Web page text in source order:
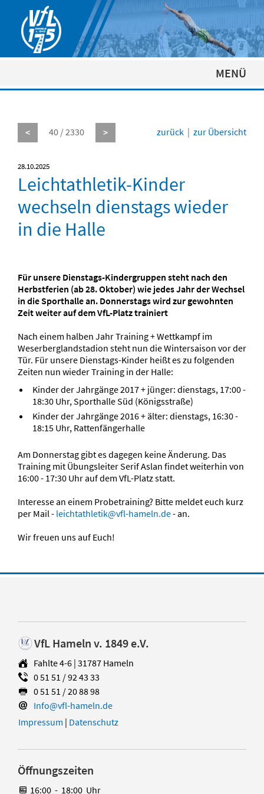
MENÜ
< 40 / 2330 > zurück | zur Übersicht
28.10.2025
Leichtathletik-Kinder
wechseln dienstags wieder
in die Halle
Für unsere Dienstags-Kindergruppen steht nach den
Herbstferien (ab 28. Oktober) wie jedes Jahr der Wechsel
in die Sporthalle an. Donnerstags wird zur gewohnten
Zeit weiter auf dem VfL-Platz trainiert
Nach einem halben Jahr Training + Wettkampf im
Weserberglandstadion steht nun die Wintersaison vor der
Tür. Für unsere Dienstags-Kinder heißt es zu folgenden
Zeiten nun wieder Training in der Halle:
Kinder der Jahrgänge 2017 + jünger: dienstags, 17:00 -
18:30 Uhr, Sporthalle Süd (Königsstraße)
Kinder der Jahrgänge 2016 + älter: dienstags, 16:30 -
18:15 Uhr, Rattenfängerhalle
Am Donnerstag gibt es dagegen keine Änderung. Das
Training mit Übungsleiter Serif Aslan findet weiterhin von
16:00 - 17:30 Uhr auf dem VfL-Platz statt.
Interesse an einem Probetraining? Bitte meldet euch kurz
per Mail - leichtathletik@vfl-hameln.de- an.
Wir freuen uns auf Euch!
VfL Hameln v. 1849 e.V.
Fahlte 4-6 | 31787 Hameln
0 51 51 / 92 43 33
0 51 51 / 20 88 98
Info@vfl-hameln.de
Impressum | Datenschutz
Öffnungszeiten
16:00 - 18:00 Uhr